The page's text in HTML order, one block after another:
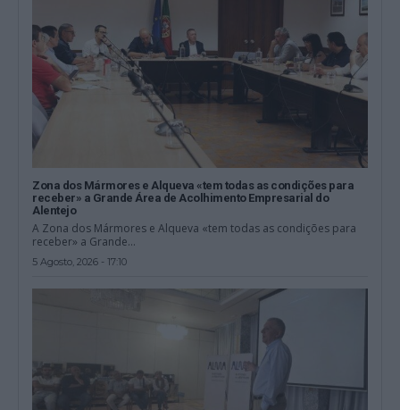
Zona dos Mármores e Alqueva «tem todas as condições para
receber» a Grande Área de Acolhimento Empresarial do
Alentejo
A Zona dos Mármores e Alqueva «tem todas as condições para
receber» a Grande...
5 Agosto, 2026 - 17:10